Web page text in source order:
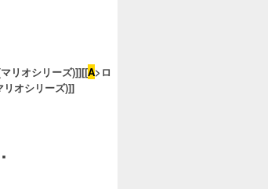
リオシリーズ)]][[A>ロ
リオシリーズ)]]